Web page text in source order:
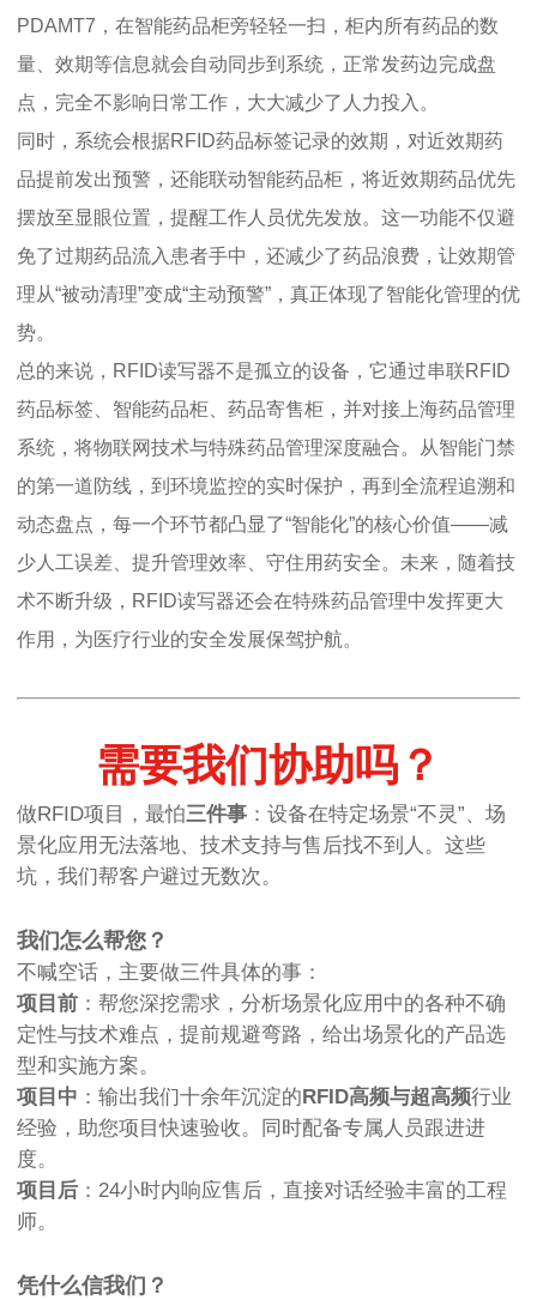
PDAMT7，在智能药品柜旁轻轻一扫，柜内所有药品的数
量、效期等信息就会自动同步到系统，正常发药边完成盘
点，完全不影响日常工作，大大减少了人力投入。
同时，系统会根据RFID药品标签记录的效期，对近效期药
品提前发出预警，还能联动智能药品柜，将近效期药品优先
摆放至显眼位置，提醒工作人员优先发放。这一功能不仅避
免了过期药品流入患者手中，还减少了药品浪费，让效期管
理从“被动清理”变成“主动预警”，真正体现了智能化管理的优
势。
总的来说，RFID读写器不是孤立的设备，它通过串联RFID
药品标签、智能药品柜、药品寄售柜，并对接上海药品管理
系统，将物联网技术与特殊药品管理深度融合。从智能门禁
的第一道防线，到环境监控的实时保护，再到全流程追溯和
动态盘点，每一个环节都凸显了“智能化”的核心价值——减
少人工误差、提升管理效率、守住用药安全。未来，随着技
术不断升级，RFID读写器还会在特殊药品管理中发挥更大
作用，为医疗行业的安全发展保驾护航。
需要我们协助吗？
做RFID项目，最怕三件事 ：设备在特定场景“不灵”、场
景化应用无法落地、技术支持与售后找不到人。这些
坑，我们帮客户避过无数次。
我们怎么帮您？
不喊空话，主要做三件具体的事：
项目前 ：帮您深挖需求，分析场景化应用中的各种不确
定性与技术难点，提前规避弯路，给出场景化的产品选
型和实施方案。
项目中 ：输出我们十余年沉淀的RFID高频与超高频行业
经验，助您项目快速验收。同时配备专属人员跟进进
度。
项目后 ：24小时内响应售后，直接对话经验丰富的工程
师。
凭什么信我们？